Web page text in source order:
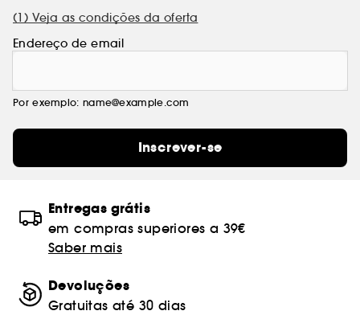
(1) Veja as condições da oferta
Endereço de email
Por exemplo: name@example.com
Inscrever-se
Entregas grátis
em compras superiores a 39€
Saber mais
Devoluções
Gratuitas até 30 dias